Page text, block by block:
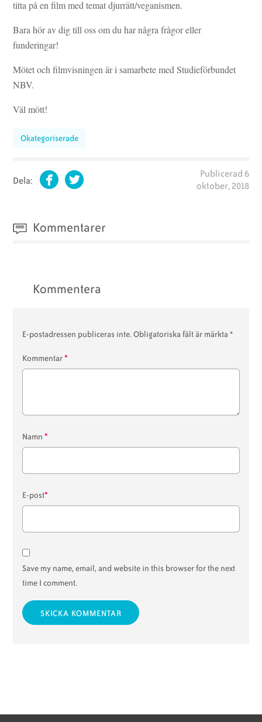
titta på en film med temat djurrätt/veganismen.
Bara hör av dig till oss om du har några frågor eller
funderingar!
Mötet och filmvisningen är i samarbete med Studieförbundet
NBV.
Väl mött!
Okategoriserade
Dela: FacebookTwitter
Publicerad 6
oktober, 2018
Kommentarer
Kommentera
E-postadressen publiceras inte.Obligatoriska fält är märkta*
Kommentar*
Namn*
E-post*
Save my name, email, and website in this browser for the next
time I comment.